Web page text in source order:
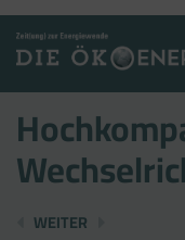
content
WEITER